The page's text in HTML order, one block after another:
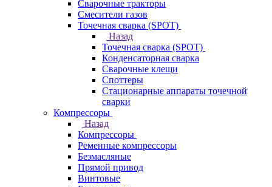
Сварочные тракторы
Смесители газов
Точечная сварка (SPOT)
Назад
Точечная сварка (SPOT)
Конденсаторная сварка
Сварочные клещи
Споттеры
Стационарные аппараты точечной
сварки
Компрессоры
Назад
Компрессоры
Ременные компрессоры
Безмасляные
Прямой привод
Винтовые